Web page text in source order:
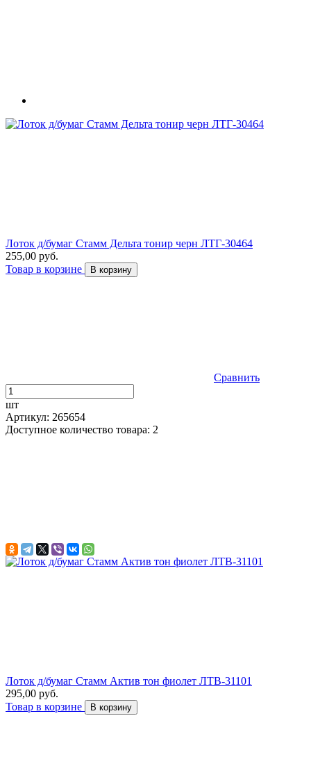
Лоток д/бумаг Стамм Дельта тонир черн ЛТГ-30464
255,00 руб.
Товар в корзине
В корзину
Сравнить
шт
Артикул: 265654
Доступное количество товара: 2
Лоток д/бумаг Стамм Актив тон фиолет ЛТВ-31101
295,00 руб.
Товар в корзине
В корзину